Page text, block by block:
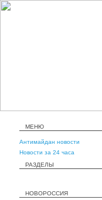
МЕНЮ
Антимайдан новости
Новости за 24 часа
РАЗДЕЛЫ
НОВОРОССИЯ